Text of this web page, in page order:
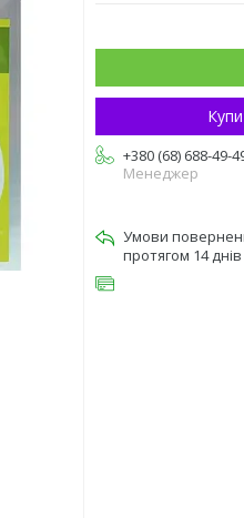
+380 (68) 688-49-
Менеджер
протягом 14 днів